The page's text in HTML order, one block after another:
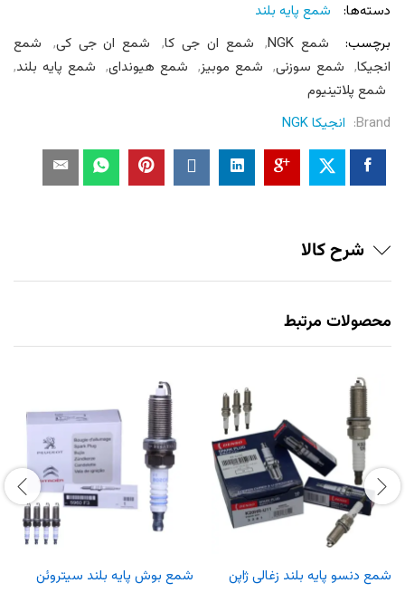
دسته‌ها:
شمع پایه بلند
برچسب:
شمع NGK , شمع ان جی کا, شمع ان جی کی,
شمع
انجیکا, شمع سوزنی, شمع موبیز, شمع هیوندای, شمع پایه بلند,
شمع پلاتینیوم
Brand: انجیکا NGK
شرح کالا
محصولات مرتبط
شمع دنسو پایه بلند زغالی ژاپن شمع بوش پایه بلند سیتروئن